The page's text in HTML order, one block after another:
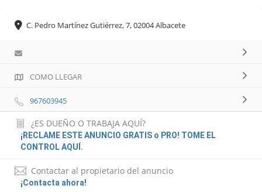
C. Pedro Martínez Gutiérrez, 7, 02004 Albacete
COMO LLEGAR
967603945
¿ES DUEÑO O TRABAJA AQUÍ?
¡RECLAME ESTE ANUNCIO GRATIS o PRO! TOME EL
CONTROL AQUÍ.
Contactar al propietario del anuncio
¡Contacta ahora!